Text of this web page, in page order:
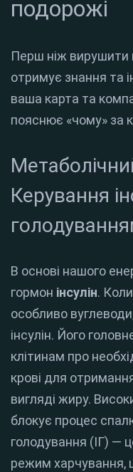
подорожі
Перш ніж вирушити
отримує знання та
ваша карта та
пояснює «чому» за
Керування
В основі нашого
гормон інсулін.
особливо
інсулін. Його
клітинам про
крові для
вигляді жиру.
блокує процес
голодування (ІГ) —
режим харчування,